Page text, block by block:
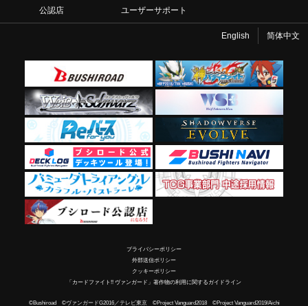
公認店
ユーザーサポート
English 简体中文
プライバシーポリシー
外部送信ポリシー
クッキーポリシー
「カードファイト!! ヴァンガード」著作物の利用に関するガイドライン
©Bushiroad ©ヴァンガードG2016／テレビ東京 ©Project Vanguard2018 ©Project Vanguard2019/Aichi